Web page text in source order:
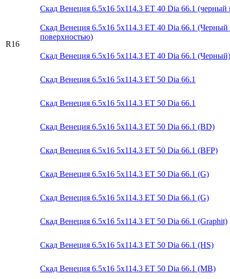
R16
Скад Венеция 6.5x16 5x114.3 ET 40 Dia 66.1 (черный
Скад Венеция 6.5x16 5x114.3 ET 40 Dia 66.1
поверхностью)
Скад Венеция 6.5x16 5x114.3 ET 40 Dia 66.1 (Черный)
Скад Венеция 6.5x16 5x114.3 ET 50 Dia 66.1
Скад Венеция 6.5x16 5x114.3 ET 50 Dia 66.1
Скад Венеция 6.5x16 5x114.3 ET 50 Dia 66.1 (BD)
Скад Венеция 6.5x16 5x114.3 ET 50 Dia 66.1 (BFP)
Скад Венеция 6.5x16 5x114.3 ET 50 Dia 66.1 (G)
Скад Венеция 6.5x16 5x114.3 ET 50 Dia 66.1 (G)
Скад Венеция 6.5x16 5x114.3 ET 50 Dia 66.1 (Graphit)
Скад Венеция 6.5x16 5x114.3 ET 50 Dia 66.1 (HS)
Скад Венеция 6.5x16 5x114.3 ET 50 Dia 66.1 (MB)